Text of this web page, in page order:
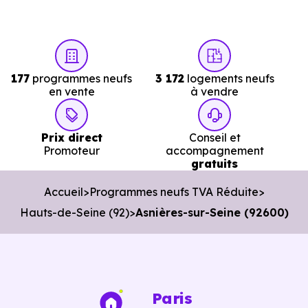
Pour aller plus loin, voir tous nos
immobiliers neufs à Asnières-sur-Seine (92600)
Pourquoi nos clients choisissent
Immobilier Neuf Paris pour
acheter à Asnières-sur-Seine
(92600)
Il y a une différence entre un conseiller qui gère des
Immobilier Neuf Paris,nos conseillers travaillent
177 programmes neufs
en vente
3 172logements neufs
à vendre
Prix direct
Promoteur
Conseil et
accompagnement
gratuits
Accueil Programmes neufs TVA Réduite
Hauts-de-Seine (92) Asnières-sur-Seine (92600)
Paris